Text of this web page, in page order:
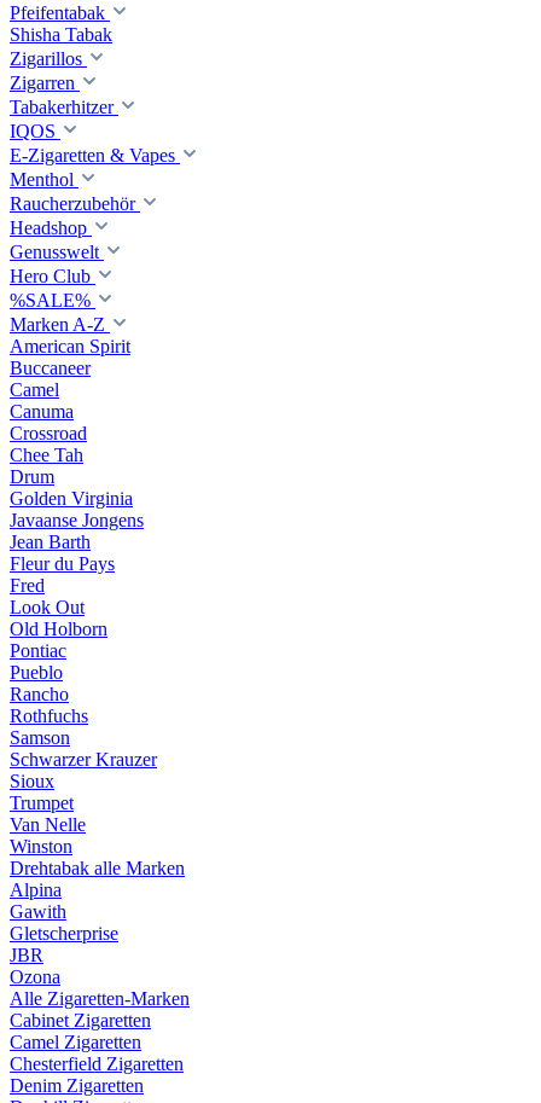
Pfeifentabak
Shisha Tabak
Zigarillos
Zigarren
Tabakerhitzer
IQOS
E-Zigaretten & Vapes
Menthol
Raucherzubehör
Headshop
Genusswelt
Hero Club
%SALE%
Marken A-Z
American Spirit
Buccaneer
Camel
Canuma
Crossroad
Сhee Tah
Drum
Golden Virginia
Javaanse Jongens
Jean Barth
Fleur du Pays
Fred
Look Out
Old Holborn
Pontiac
Pueblo
Rancho
Rothfuchs
Samson
Schwarzer Krauzer
Sioux
Trumpet
Van Nelle
Winston
Drehtabak alle Marken
Alpina
Gawith
Gletscherprise
JBR
Ozona
Alle Zigaretten-Marken
Cabinet Zigaretten
Camel Zigaretten
Chesterfield Zigaretten
Denim Zigaretten